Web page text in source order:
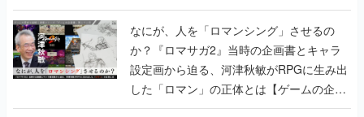
書】
なにが、人を「ロマンシング」させるの
か？『ロマサガ2』当時の企画書とキャラ
設定画から迫る、河津秋敏がRPGに生み出
した「ロマン」の正体とは【ゲームの企画
書】